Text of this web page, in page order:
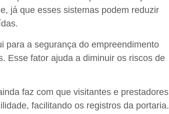
, já que esses sistemas podem reduzir
para a segurança do empreendimento
Esse fator ajuda a diminuir os riscos de
faz com que visitantes e prestadores
, facilitando os registros da portaria.